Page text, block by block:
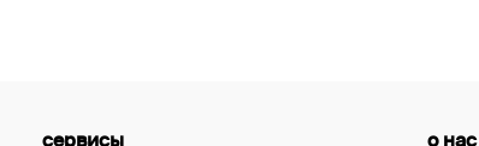
сервисы
о нас